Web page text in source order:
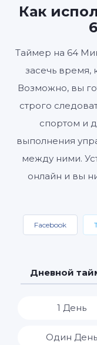
Как
Таймер на 64
засечь время,
Возможно, вы
строго
спортом и
выполнения
между ними.
онлайн и вы
Facebook
Дневной
1 День
Один День
Старт